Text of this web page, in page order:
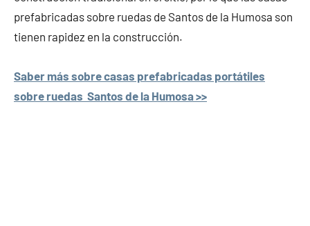
prefabricadas sobre ruedas de Santos de la Humosa son
tienen rapidez en la construcción.
Saber más sobre casas prefabricadas portátiles
sobre ruedas Santos de la Humosa >>